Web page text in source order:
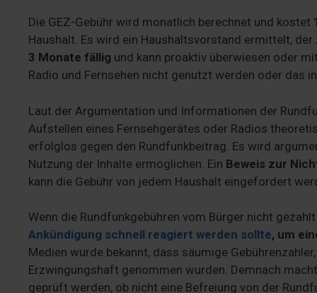
Die GEZ-Gebühr wird monatlich berechnet und kostet
Haushalt. Es wird ein Haushaltsvorstand ermittelt,
3 Monate fällig und kann proaktiv überwiesen oder
Radio und Fernsehen nicht genutzt werden oder das
Laut der Argumentation und Informationen der
Aufstellen eines Fernsehgerätes oder Radios
erfolglos gegen den Rundfunkbeitrag. Es wird
Nutzung der Inhalte ermöglichen. Ein Beweis zur
kann die Gebühr von jedem Haushalt eingefordert
Wenn die Rundfunkgebühren vom Bürger nicht
Ankündigung schnell reagiert werden sollte, um
Medien wurde bekannt, dass säumige
Erzwingungshaft genommen wurden. Demnach
geprüft werden, ob nicht eine Befreiung von der